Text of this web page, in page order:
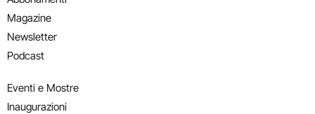
Magazine
Newsletter
Podcast
Eventi e Mostre
Inaugurazioni